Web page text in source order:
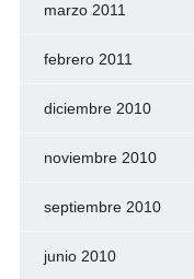
marzo 2011
febrero 2011
diciembre 2010
noviembre 2010
septiembre 2010
junio 2010